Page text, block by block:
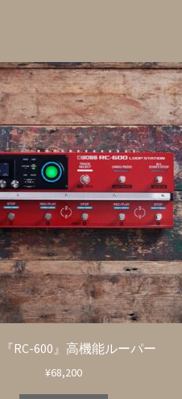
『RC-600』高機能ルーパー
¥68,200